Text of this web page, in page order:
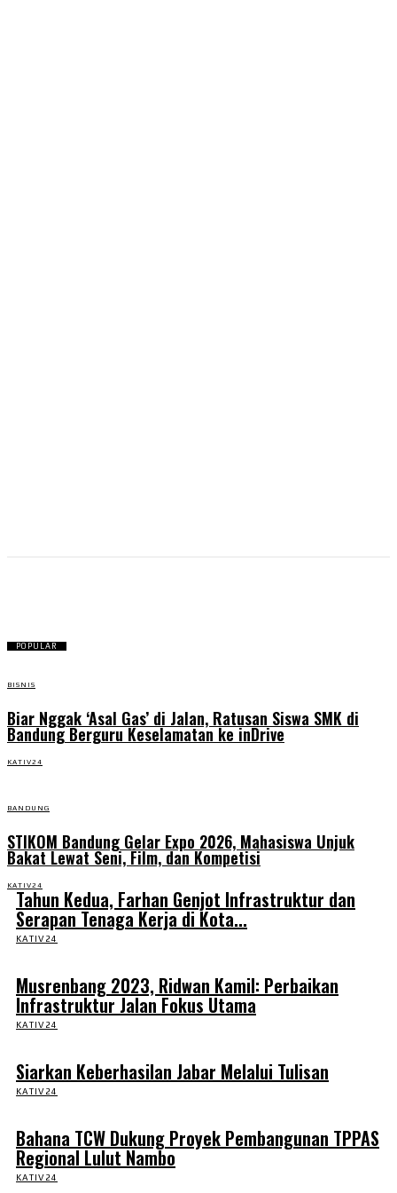
POPULAR
BISNIS
Biar Nggak ‘Asal Gas’ di Jalan, Ratusan Siswa SMK di
Bandung Berguru Keselamatan ke inDrive
KATIV24
BANDUNG
STIKOM Bandung Gelar Expo 2026, Mahasiswa Unjuk
Bakat Lewat Seni, Film, dan Kompetisi
KATIV24
Tahun Kedua, Farhan Genjot Infrastruktur dan
Serapan Tenaga Kerja di Kota...
KATIV24
Musrenbang 2023, Ridwan Kamil: Perbaikan
Infrastruktur Jalan Fokus Utama
KATIV24
Siarkan Keberhasilan Jabar Melalui Tulisan
KATIV24
Bahana TCW Dukung Proyek Pembangunan TPPAS
Regional Lulut Nambo
KATIV24